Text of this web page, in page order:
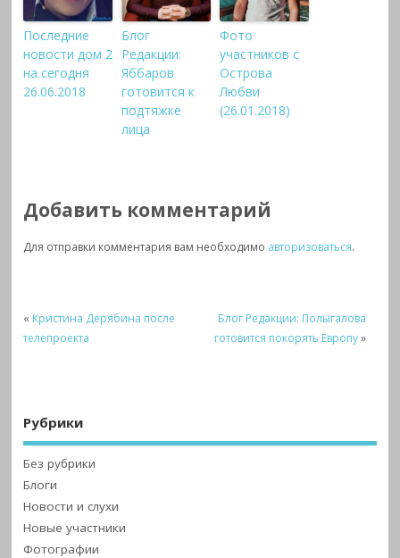
Последние
новости дом 2
на сегодня
26.06.2018
Блог
Редакции:
Яббаров
готовится к
подтяжке
лица
Фото
участников с
Острова
Любви
(26.01.2018)
Добавить комментарий
Для отправки комментария вам необходимо авторизоваться.
« Кристина Дерябина после
телепроекта
Блог Редакции: Полыгалова
готовится покорять Европу»
Рубрики
Без рубрики
Блоги
Новости и слухи
Новые участники
Фотографии